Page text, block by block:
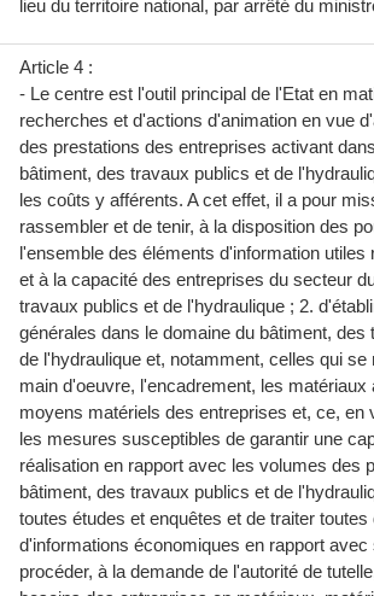
lieu du territoire national, par arrêté du
Article 4 :
- Le centre est l'outil principal de l'Etat en
recherches et d'actions d'animation en vue
des prestations des entreprises activant
bâtiment, des travaux publics et de
les coûts y afférents. A cet effet, il a pour
rassembler et de tenir, à la disposition des
l'ensemble des éléments d'information utiles
et à la capacité des entreprises du secteur
travaux publics et de l'hydraulique ; 2.
générales dans le domaine du bâtiment, des
de l'hydraulique et, notamment, celles qui se
main d'oeuvre, l'encadrement, les matériaux
moyens matériels des entreprises et, ce, en
les mesures susceptibles de garantir une
réalisation en rapport avec les volumes des
bâtiment, des travaux publics et de
toutes études et enquêtes et de traiter toutes
d'informations économiques en rapport avec
procéder, à la demande de l'autorité de